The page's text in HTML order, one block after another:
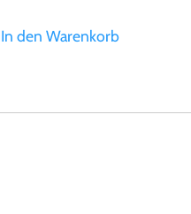
In den Warenkorb